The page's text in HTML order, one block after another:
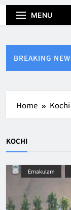
MENU
BREAKING
Home Kochi
KOCHI
Ernakulam